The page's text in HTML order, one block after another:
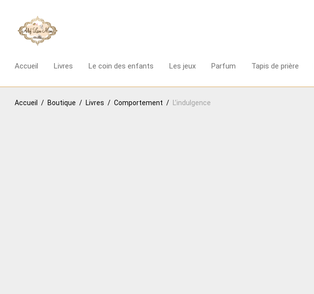
Accueil Livres Le coin des enfants Les jeux Parfum Tapis de prière
Accueil / Boutique / Livres / Comportement / L’indulgence